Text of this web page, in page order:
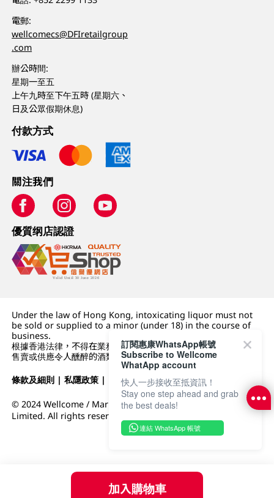
加入購物車
電郵:
wellcomecs@DFIretailgroup
.com
辦公時間:
星期一至五
上午九時至下午五時 (星期六、
日及公眾假期休息)
付款方式
關注我們
優質纲店認證
Under the law of Hong Kong, intoxicating liquor must not
be sold or supplied to a minor (under 18) in the course of
business.
根據香港法律，不得在業務過程中，向未成年人 (18 歲以下人士)
售賣或供應令人醺醉的酒類。
條款及細則 |私隱政策 | DFI零售集團
© 2024 Wellcome / Market Place. The Dairy Farm Company
Limited. All rights reserved.
訂閱惠康WhatsApp帳號
Subscribe to Wellcome
WhatApp account
快人一步接收至抵資訊！
Stay one step ahead and grab
the best deals!
連結 WhatsApp 帳號